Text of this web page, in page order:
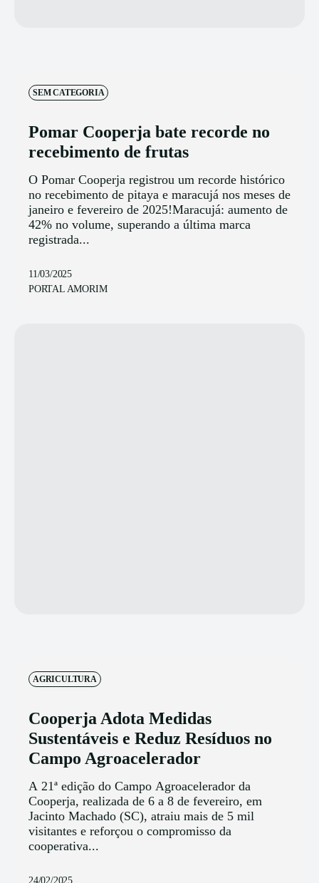
SEM CATEGORIA
Pomar Cooperja bate recorde no
recebimento de frutas
O Pomar Cooperja registrou um recorde histórico
no recebimento de pitaya e maracujá nos meses de
janeiro e fevereiro de 2025!Maracujá: aumento de
42% no volume, superando a última marca
registrada...
11/03/2025
PORTAL AMORIM
AGRICULTURA
Cooperja Adota Medidas
Sustentáveis e Reduz Resíduos no
Campo Agroacelerador
A 21ª edição do Campo Agroacelerador da
Cooperja, realizada de 6 a 8 de fevereiro, em
Jacinto Machado (SC), atraiu mais de 5 mil
visitantes e reforçou o compromisso da
cooperativa...
24/02/2025